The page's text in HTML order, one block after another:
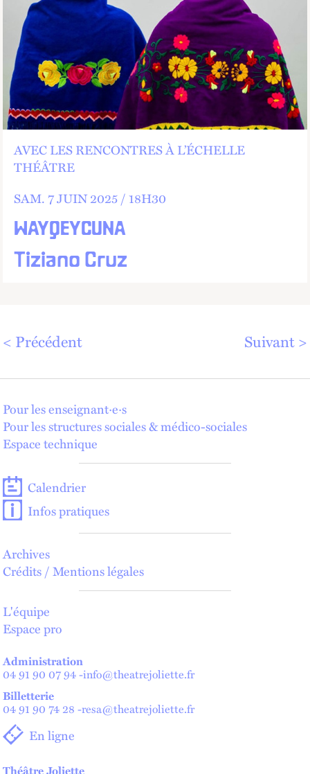
WAYQEYCUNA
Tiziano Cruz
AVEC LES RENCONTRES À L’ÉCHELLE
THÉÂTRE
SAM.7 JUIN 2025 /18H30
Précédent Suivant
Pour les enseignant·e·s
Pour les structures sociales & médico-sociales
Espace technique
Calendrier
Infos pratiques
Archives
Crédits / Mentions légales
L'équipe
Espace pro
Administration
04 91 90 07 94-info@theatrejoliette.fr
Billetterie
04 91 90 74 28 -resa@theatrejoliette.fr
En ligne
Théâtre Joliette